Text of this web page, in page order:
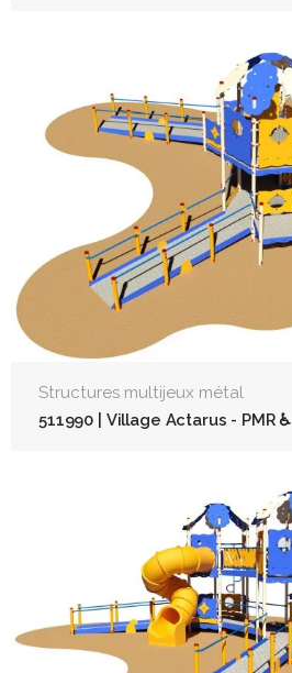
Structures multijeux métal
511990 | Village Actarus - PMR ♿